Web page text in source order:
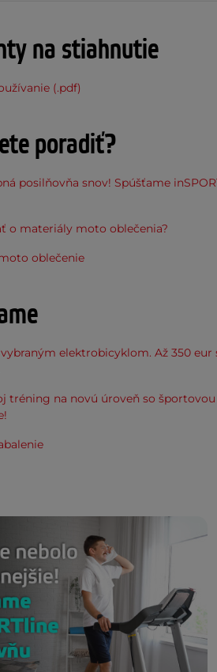
na stiahnutie
(.pdf)
poradiť?
posilňovňa snov! Spúšťame
o materiály moto oblečenia?
oblečenie
elektrobicyklom. Až 350 eur
tréning na novú úroveň so